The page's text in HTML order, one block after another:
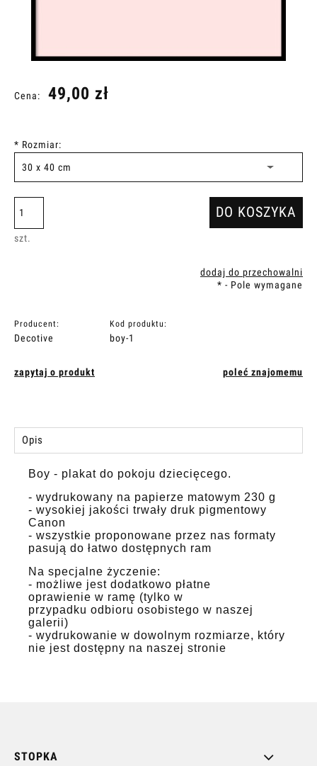
Cena: 49,00 zł
* Rozmiar:
szt.
DO KOSZYKA
dodaj do przechowalni
* - Pole wymagane
Producent:
Decotive
Kod produktu:
boy-1
zapytaj o produkt poleć znajomemu
Opis
Boy - plakat do pokoju dziecięcego.
- wydrukowany na papierze matowym 230 g
- wysokiej jakości trwały druk pigmentowy
Canon
- wszystkie proponowane przez nas formaty
pasują do łatwo dostępnych ram
Na specjalne życzenie:
- możliwe jest dodatkowo płatne
oprawienie w ramę (tylko w
przypadku odbioru osobistego w naszej
galerii)
- wydrukowanie w dowolnym rozmiarze, który
nie jest dostępny na naszej stronie
STOPKA